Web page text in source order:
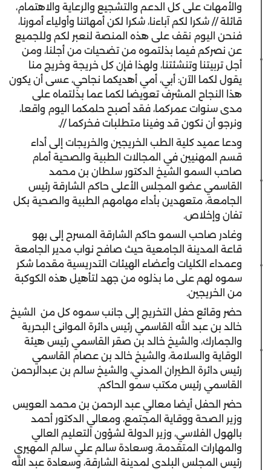
والأمهات على كل الدعم والتشجيع والرعاية والاهتمام،
قائلة // شكرا لكم آباءنا، شكرا لكن أمهاتنا وأولياء أمورنا،
فنحن اليوم نقف على هذه المنصة لنعبر لكم وللجميع
عن نصركم فيما بذلتموه من تضحيات من أجلنا، ومن
أجل تربيتنا وتنشئتنا، ولهذا فإن كل خريجة وخريج منا
يقول لكما الآن: أبي، أمي أهديكما نجاحي، عسى أن يكون
هذا النجاح المشرف تعويضا لكما عما بذلتماه على
مدى سنوات عمركما، فقد أصبح حلمكما اليوم واقعا،
ونرجو أن نكون قد وفينا متطلبات فخركما //.
ودعا عميد كلية الطب الخريجين والخريجات إلى أداء
قسم المهنيين في المجالات الطبية والصحية أمام
صاحب السمو الشيخ الدكتور سلطان بن محمد
القاسمي عضو المجلس الأعلى حاكم الشارقة رئيس
الجامعة، متعهدين بأداء مهامهم الطبية والصحية بكل
تفان وإخلاص.
وغادر صاحب السمو حاكم الشارقة المسرح إلى بهو
قاعة المدينة الجامعية حيث صافح نواب مدير الجامعة
وعمداء الكليات وأعضاء الهيئات التدريسية مقدما شكر
سموه لهم على ما بذلوه من جهد لتأهيل هذه الكوكبة
من الخريجين.
حضر وقائع حفل التخريج إلى جانب سموه كل من الشيخ
خالد بن عبد الله القاسمي رئيس دائرة الموانئ البحرية
والجمارك، والشيخ خالد بن صقر القاسمي رئيس هيئة
الوقاية والسلامة، والشيخ خالد بن عصام القاسمي
رئيس دائرة الطيران المدني، والشيخ سالم بن عبدالرحمن
القاسمي رئيس مكتب سمو الحاكم.
حضر الحفل أيضا معالي عبد الرحمن بن محمد العويس
وزير الصحة ووقاية المجتمع، ومعالي الدكتور أحمد
بالهول الفلاسي، وزير الدولة لشؤون التعليم العالي
والمهارات المتقدمة، وسعادة سالم علي سالم المهيري
رئيس المجلس البلدي لمدينة الشارقة، وسعادة عبد الله